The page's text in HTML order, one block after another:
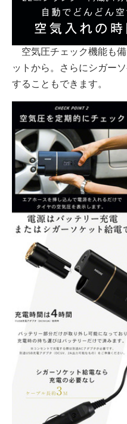
空気圧チェック機能も
ットから。さらにシガー
することもできます。